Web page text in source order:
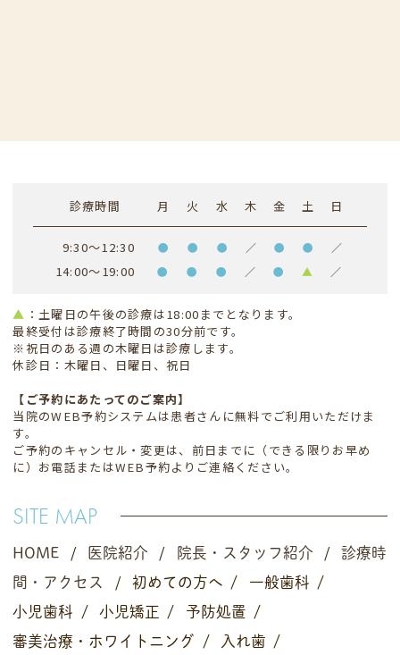
診療時間 月 火 水 木 金 土 日
9:30～12:30 ● ● ● ／ ● ● ／
14:00～19:00 ● ● ● ／ ● ▲ ／
▲ ：土曜日の午後の診療は18:00までとなります。
最終受付は診療終了時間の30分前です。
※祝日のある週の木曜日は診療します。
休診日：木曜日、日曜日、祝日
【ご予約にあたってのご案内】
当院のWEB予約システムは患者さんに無料でご利用いただけま
す。
ご予約のキャンセル・変更は、前日までに（できる限りお早め
に）お電話またはWEB予約よりご連絡ください。
SITE MAP
HOME 医院紹介 院長・スタッフ紹介
診療時
間・アクセス
初めての方へ
一般歯科
小児歯科
小児矯正
予防処置
審美治療・ ホワイトニング 入れ歯